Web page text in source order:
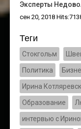
Эксперты
сен 20, 2018
Теги
Стокгольм
Политика
Ирина
Образование
интервью с